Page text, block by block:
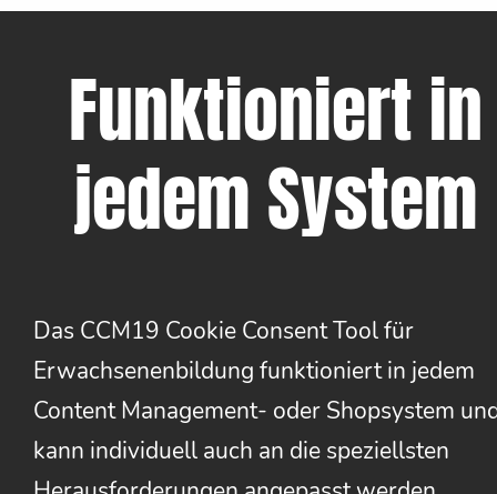
Funktioniert in
jedem System
Das CCM19 Cookie Consent Tool für
Erwachsenenbildung funktioniert in jedem
Content Management- oder Shopsystem
kann individuell auch an die speziellsten